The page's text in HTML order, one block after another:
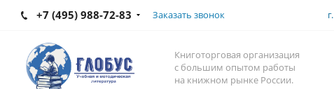
+7 (495) 988-72-83 Заказать звонок
Книготорговая организация
с большим опытом работы
на книжном рынке России.